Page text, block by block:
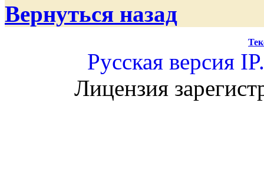
Вернуться назад
Русская версия
Лицензия